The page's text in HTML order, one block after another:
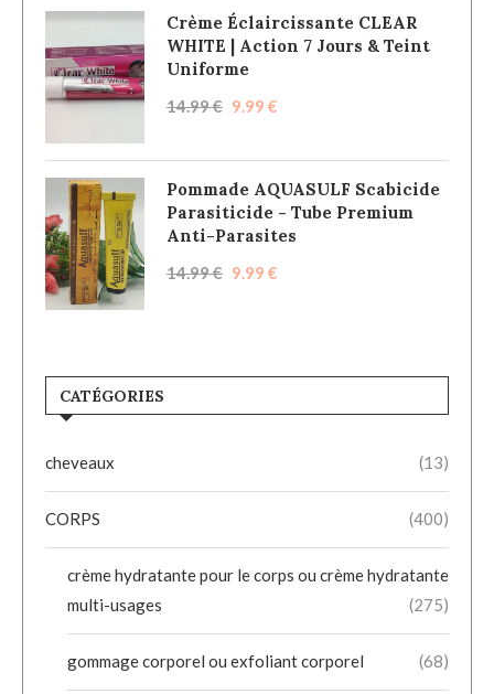
Crème Éclaircissante CLEAR
WHITE | Action 7 Jours & Teint
Uniforme
14.99€ 9.99 €
Pommade AQUASULF Scabicide
Parasiticide - Tube Premium
Anti-Parasites
14.99€ 9.99 €
CATÉGORIES
cheveaux (13)
CORPS (400)
crème hydratante pour le corps ou crème hydratante
multi-usages
(275)
gommage corporel ou exfoliant corporel (68)